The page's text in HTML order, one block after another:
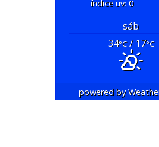
índice uv: 0
sáb
34°C/ 17°C
powered by